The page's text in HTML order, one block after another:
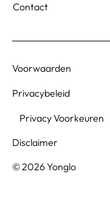
Contact
Voorwaarden
Privacybeleid
Privacy Voorkeuren
Disclaimer
© 2026 Yonglo